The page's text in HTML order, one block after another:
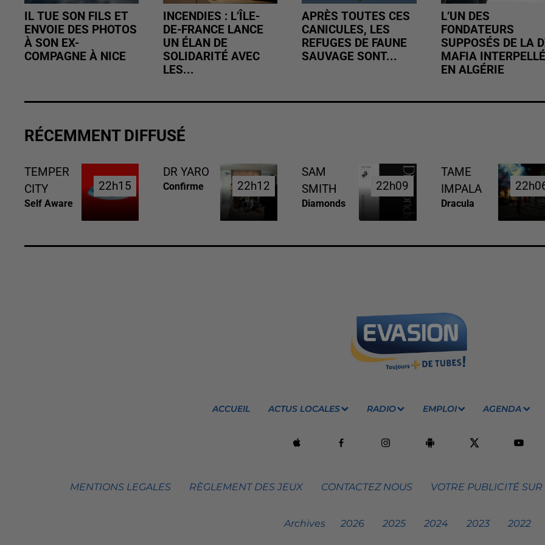
IL TUE SON FILS ET
ENVOIE DES PHOTOS
À SON EX-
COMPAGNE À NICE
INCENDIES : L’ÎLE-
DE-FRANCE LANCE
UN ÉLAN DE
SOLIDARITÉ AVEC
LES...
APRÈS TOUTES CES
CANICULES, LES
REFUGES DE FAUNE
SAUVAGE SONT...
L’UN DES
FONDATEURS
SUPPOSÉS DE LA
MAFIA INTERPELLÉ
EN ALGÉRIE
RÉCEMMENT DIFFUSÉ
TEMPER
CITY
Self Aware
22h15
22h15
DR YARO
Confirme 22h12
22h12
SAM
SMITH
Diamonds
22h09
22h09
TAME
IMPALA
Dracula
ACCUEIL ACTUS LOCALES RADIO EMPLOI AGENDA
MENTIONS LEGALES RÈGLEMENT DES JEUX CONTACTEZ NOUS VOTRE PUBLICITÉ
Archives 2026 2025 2024 2023 2022